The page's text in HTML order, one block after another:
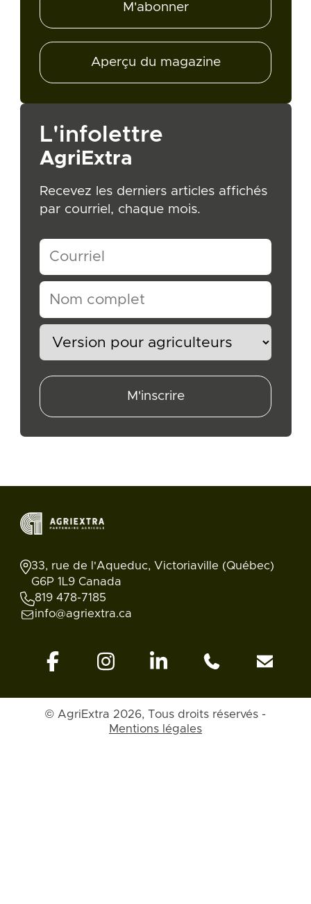
M'abonner
Aperçu du magazine
L'infolettre
AgriExtra
Recevez les derniers articles affichés
par courriel, chaque mois.
M'inscrire
33, rue de l'Aqueduc, Victoriaville (Québec)
G6P 1L9 Canada
819 478-7185
info@agriextra.ca
© AgriExtra 2026, Tous droits réservés -
Mentions légales